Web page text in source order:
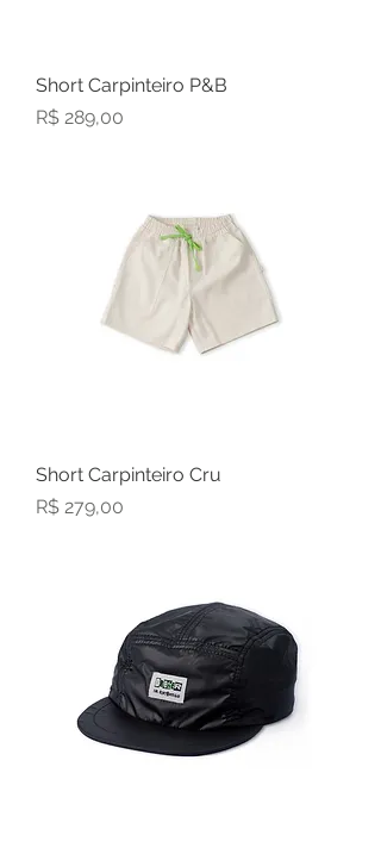
Short Carpinteiro P&B
Preço
R$ 289,00
Short Carpinteiro Cru
Preço
R$ 279,00